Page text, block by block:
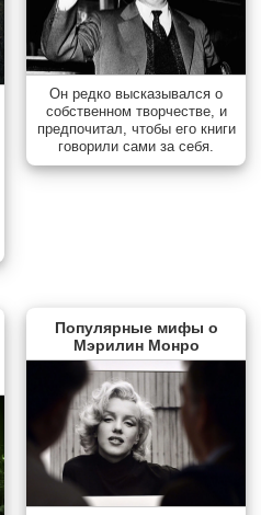
Он редко высказывался о
собственном творчестве, и
предпочитал, чтобы его книги
говорили сами за себя.
Популярные мифы о
Мэрилин Монро